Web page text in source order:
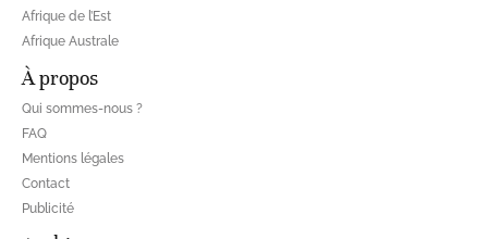
Afrique de l’Est
Afrique Australe
À propos
Qui sommes-nous ?
FAQ
Mentions légales
Contact
Publicité